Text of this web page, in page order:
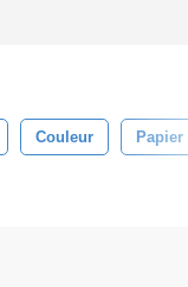
Couleur Papier